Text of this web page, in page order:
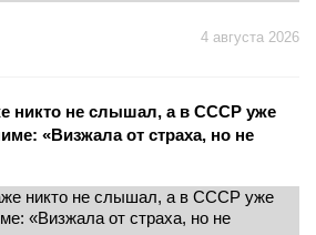
4 августа 2026
никто не слышал, а в СССР уже
«Визжала от страха, но не